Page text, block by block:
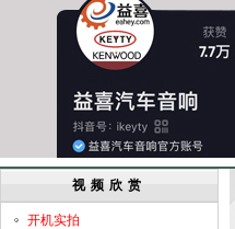
视频欣赏
开机实拍